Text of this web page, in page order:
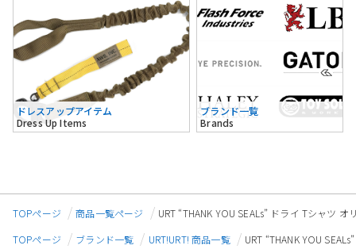
ドレスアップアイテム
Dress Up Items
ブランド一覧
Brands
TOPページ 商品一覧ページ
URT “THANK YOU SEALs” ドライ Tシャツ
TOPページ
ブランド一覧 URT!URT! 商品一覧
URT “THANK YOU